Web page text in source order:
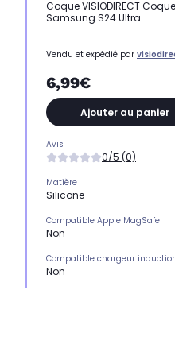
Coque VISIODIRECT
Samsung S24 Ultra
Vendu et expédié par
6,99€
Ajouter au panier
Avis
0/5 (0)
Matière
Silicone
Compatible Apple MagSafe
Non
Compatible chargeur
Non